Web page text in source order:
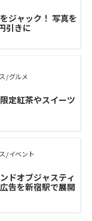
ジャック！ 写真を
引きに
/ グルメ
定紅茶やスイーツ
/ イベント
ドオブジャスティ
告を新宿駅で展開